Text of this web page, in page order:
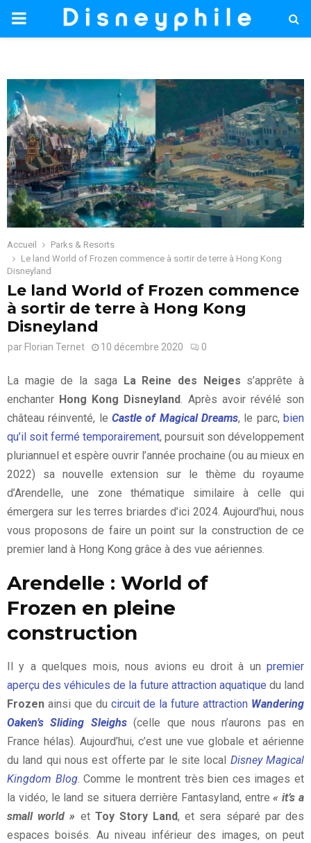
PRIMARY
Accueil
Parks & Resorts
Le land World of Frozen commence à sortir de terre à Hong Kong
Disneyland
Le land World of Frozen commence
à sortir de terre à Hong Kong
Disneyland
par Florian Ternet 10 décembre 2020 0
La magie de la saga La Reine des Neiges s’apprête à
enchanter Hong Kong Disneyland. Après avoir révélé son
château réinventé, le Castle of Magical Dreams, le parc, bien
qu’il soit fermé temporairement, poursuit son développement
pluriannuel et espère ouvrir l’année prochaine (ou au mieux en
2022) sa nouvelle extension sur le thème du royaume
d’Arendelle, une zone thématique similaire à celle qui
émergera sur les terres briardes d’ici 2024. Aujourd’hui, nous
vous proposons de faire un point sur la construction de ce
premier land à Hong Kong grâce à des vue aériennes.
Arendelle : World of
Frozen en pleine
construction
Il y a quelques mois, nous avions eu droit à un premier
aperçu des véhicules de la future attraction aquatique du land
Frozen ainsi que du circuit de la future attraction Wandering
Oaken’s Sliding Sleighs(celle que nous n’aurons pas en
France hélas). Aujourd’hui, c’est une vue globale et aérienne
du land qui nous est offerte par le site local Disney Magical
Kingdom Blog. Comme le montrent très bien ces images et
la vidéo, le land se situera derrière Fantasyland, entre « it’s a
small world » et Toy Story Land, et sera séparé par des
espaces boisés. Au niveau inférieur des images, on peut